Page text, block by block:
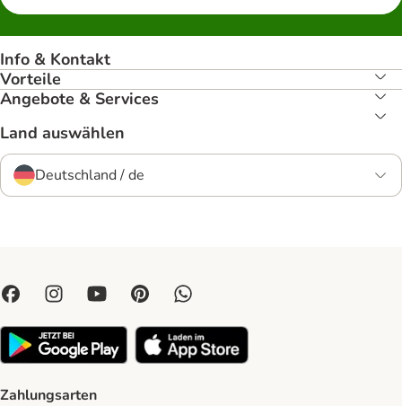
Info & Kontakt
Vorteile
Angebote & Services
Land auswählen
Deutschland / de
Zahlungsarten